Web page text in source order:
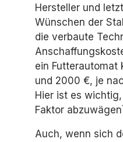
Hersteller und
Wünschen der
die verbaute
ein
und 2000 €, je
Hier ist es
Faktor abzuwägen
Auch, wenn sich